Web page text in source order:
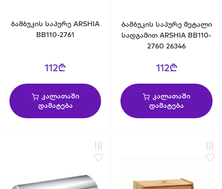
ბამბუკის საპურე ARSHIA
BB110-2761
112₾
კალათაში
დამატება
ბამბუკის საპურე მეტალი
სადგამით ARSHIA BB110-
2760 26346
112₾
კალათაში
დამატება